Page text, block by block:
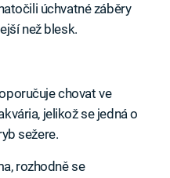
úchvatné záběry
než blesk.
chovat ve
jelikož se jedná o
sežere.
rozhodně se